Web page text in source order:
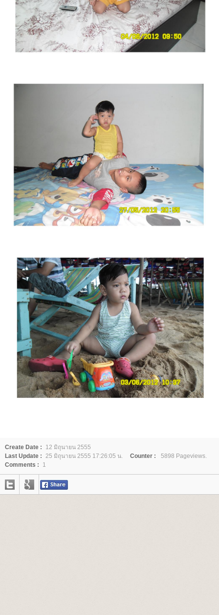
Create Date :
12 มิถุนายน 2555
Last Update : 25 มิถุนายน 2555 17:26:05 น. Counter :
5898 Pageviews.
Comments :
1